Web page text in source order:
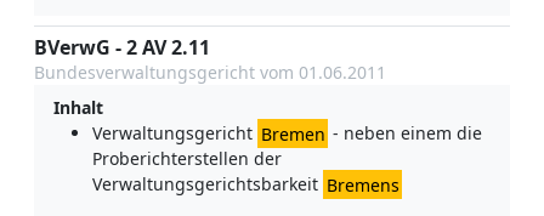
BVerwG - 2 AV 2.11
Bundesverwaltungsgericht vom 01.06.2011
Inhalt
Verwaltungsgericht Bremen - neben einem die
Proberichterstellen der
Verwaltungsgerichtsbarkeit Bremens